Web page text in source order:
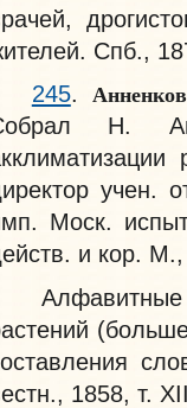
Спб.,
245.
Н.
учен.
Моск.
и кор.
Алфавитные
1858, т.